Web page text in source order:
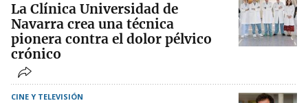
La Clínica Universidad de
Navarra crea una técnica
pionera contra el dolor pélvico
crónico
CINE Y TELEVISIÓN